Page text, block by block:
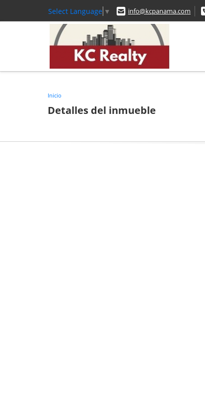
Select Language ▼ info@kcpanama.com
Inicio
Detalles del inmueble